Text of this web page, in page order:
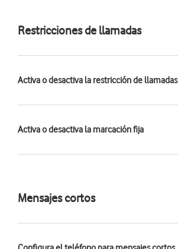
Restricciones de llamadas
Activa o desactiva la restricción de llamadas
Activa o desactiva la marcación fija
Mensajes cortos